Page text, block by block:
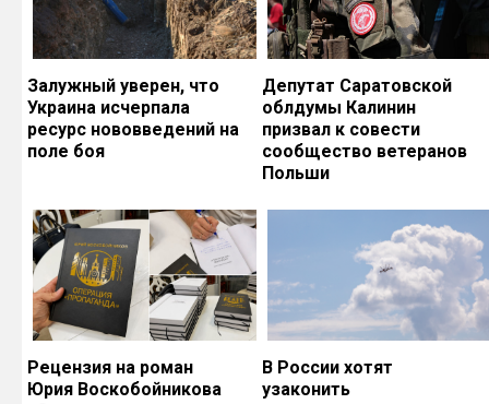
Залужный уверен, что
Украина исчерпала
ресурс нововведений на
поле боя
Депутат Саратовской
облдумы Калинин
призвал к совести
сообщество ветеранов
Польши
Рецензия на роман
Юрия Воскобойникова
В России хотят
узаконить